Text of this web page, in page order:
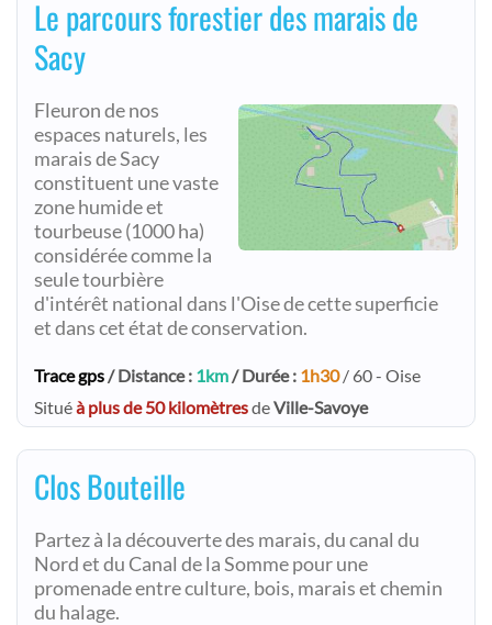
Le parcours forestier des marais de
Sacy
Fleuron de nos
espaces naturels, les
marais de Sacy
constituent une vaste
zone humide et
tourbeuse (1000 ha)
considérée comme la
seule tourbière
d'intérêt national dans l'Oise de cette superficie
et dans cet état de conservation.
Trace gps/ Distance : 1km/ Durée : 1h30/ 60 - Oise
Situéà plus de 50 kilomètresdeVille-Savoye
Clos Bouteille
Partez à la découverte des marais, du canal du
Nord et du Canal de la Somme pour une
promenade entre culture, bois, marais et chemin
du halage.